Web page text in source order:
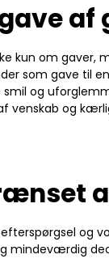
kun om gaver,
som gave til
smil og
venskab og
og
mindeværdig